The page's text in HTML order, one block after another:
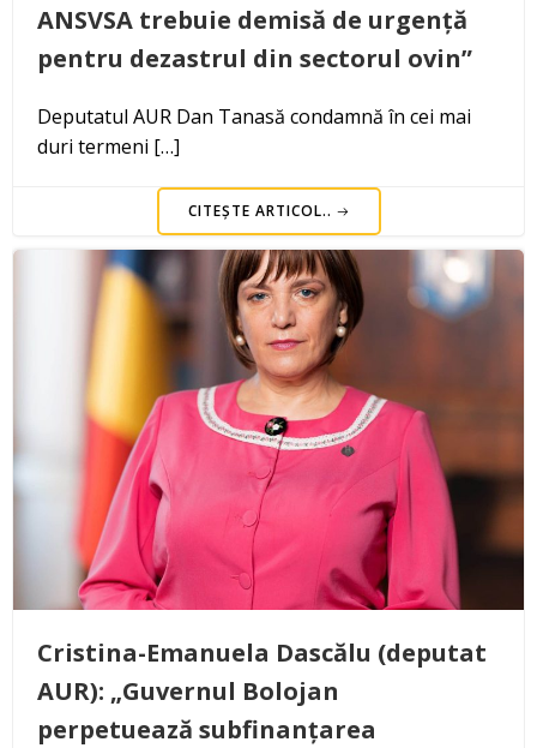
ANSVSA trebuie demisă de urgență
pentru dezastrul din sectorul ovin”
Deputatul AUR Dan Tanasă condamnă în cei mai
duri termeni […]
CITEȘTE ARTICOL..
Cristina-Emanuela Dascălu (deputat
AUR): „Guvernul Bolojan
perpetuează subfinanțarea